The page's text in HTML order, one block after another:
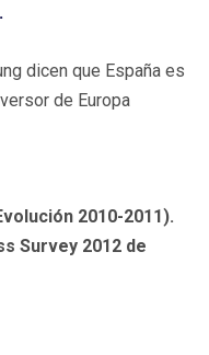
dicen que España es
de Europa
2010-2011).
Survey 2012 de